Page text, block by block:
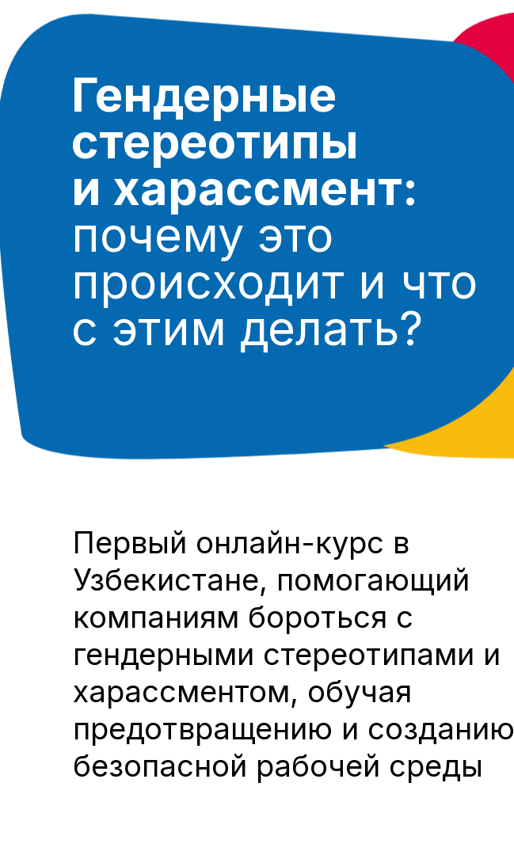
Гендерные
стереотипы
и харассмент:
почему это
происходит и что
с этим делать?
Первый онлайн-курс в
Узбекистане, помогающий
компаниям бороться с
гендерными стереотипами и
харассментом, обучая
предотвращению и созданию
безопасной рабочей среды